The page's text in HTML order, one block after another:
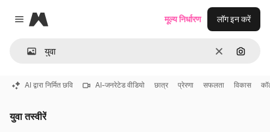
Close menu
Magnific
साफ़ इमेज से
मूल्य निर्धारण लॉग इन करें
AI द्वारा निर्मित छवि AI-जनरेटेड वीडियो छात्र प्रेरणा सफलता विकास
युवा तस्वीरें